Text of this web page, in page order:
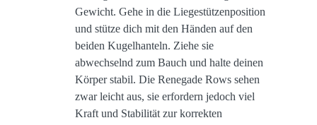
Gewicht. Gehe in die Liegestützenposition
und stütze dich mit den Händen auf den
beiden Kugelhanteln. Ziehe sie
abwechselnd zum Bauch und halte deinen
Körper stabil. Die Renegade Rows sehen
zwar leicht aus, sie erfordern jedoch viel
Kraft und Stabilität zur korrekten